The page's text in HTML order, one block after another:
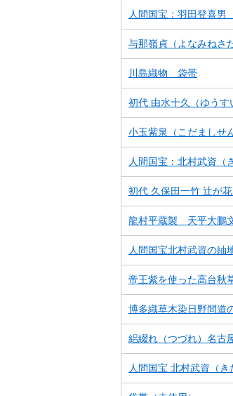
人間国宝：羽田登喜男
与那嶺貞（よなみね
川島織物 袋帯
初代 由水十久（ゆう
小玉紫泉（こだましせ
人間国宝：北村武資（
初代 久保田一竹 辻が
龍村平蔵製 天平大鵬
人間国宝北村武資の紬
帝王紫を使った高台秋
博多織草木染日野間道
絽綴れ（つづれ）名古
人間国宝 北村武資（